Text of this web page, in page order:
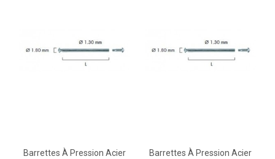
Barrettes À Pression Acier
Barrettes À Pression Acier